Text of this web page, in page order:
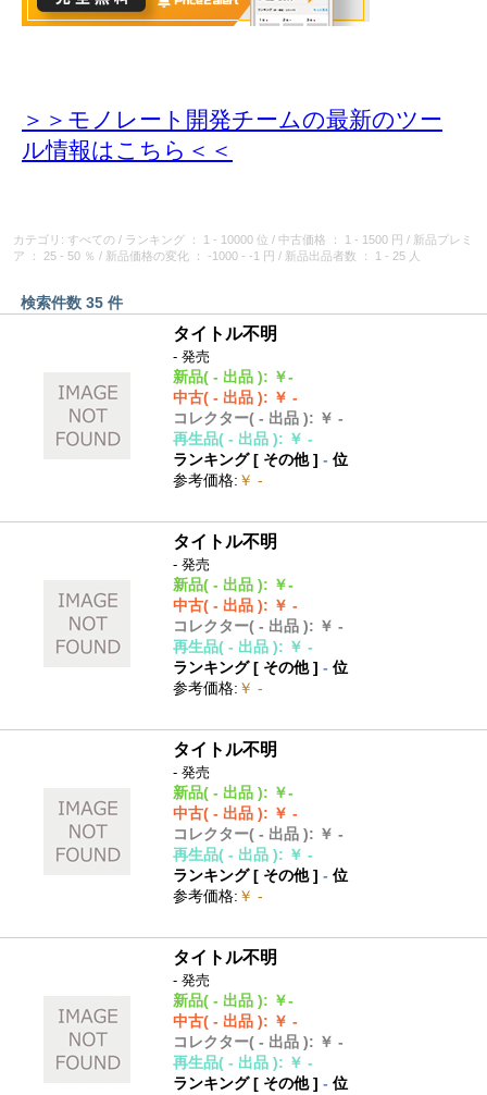
＞＞モノレート開発チームの最新のツー
ル情報はこちら＜＜
カテゴリ: すべての / ランキング ： 1 - 10000 位 / 中古価格 ： 1 - 1500 円 / 新品プレミ
ア
： 25 - 50 ％ / 新品価格の変化 ： -1000 - -1 円 / 新品出品者数 ： 1 - 25 人
検索件数 35 件
タイトル不明
- 発売
新品( - 出品 ): ￥-
中古( - 出品 ): ￥ -
コレクター( - 出品 ): ￥ -
再生品( - 出品 ): ￥ -
ランキング [ その他]- 位
参考価格: ￥ -
タイトル不明
- 発売
新品( - 出品 ): ￥-
中古( - 出品 ): ￥ -
コレクター( - 出品 ): ￥ -
再生品( - 出品 ): ￥ -
ランキング [ その他]- 位
参考価格: ￥ -
タイトル不明
- 発売
新品( - 出品 ): ￥-
中古( - 出品 ): ￥ -
コレクター( - 出品 ): ￥ -
再生品( - 出品 ): ￥ -
ランキング [ その他]- 位
参考価格: ￥ -
タイトル不明
- 発売
新品( - 出品 ): ￥-
中古( - 出品 ): ￥ -
コレクター( - 出品 ): ￥ -
再生品( - 出品 ): ￥ -
ランキング [ その他]- 位